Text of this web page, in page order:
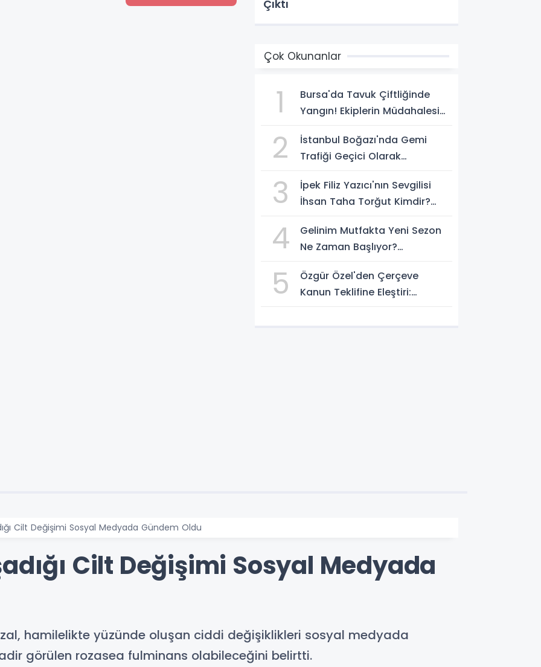
Çıktı
Çok Okunanlar
1
Bursa'da Tavuk Çiftliğinde
Yangın! Ekiplerin Müdahalesi
2
İstanbul Boğazı'nda Gemi
Trafiği Geçici Olarak
3
İpek Filiz Yazıcı'nın Sevgilisi
İhsan Taha Torğut Kimdir?
Ediliyor
4
Gelinim Mutfakta Yeni Sezon
Ne Zaman Başlıyor?
5
Özgür Özel'den Çerçeve
Kanun Teklifine Eleştiri:
Cilt Değişimi Sosyal Medyada Gündem Oldu
Cilt Değişimi Sosyal Medyada
hamilelikte yüzünde oluşan ciddi değişiklikleri sosyal medyada
görülen rozasea fulminans olabileceğini belirtti.